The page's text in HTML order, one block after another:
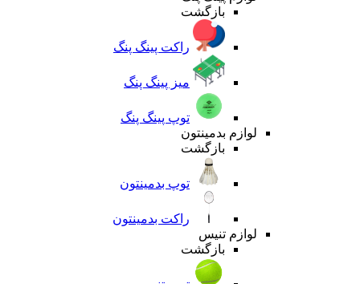
بازگشت
راکت پینگ پنگ
میز پینگ پنگ
توپ پینگ پنگ
لوازم بدمینتون
بازگشت
توپ بدمینتون
راکت بدمینتون
لوازم تنیس
بازگشت